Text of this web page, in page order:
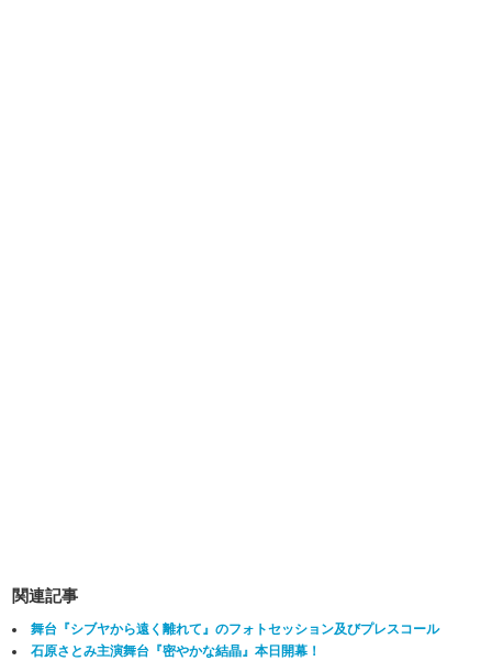
関連記事
舞台『シブヤから遠く離れて』のフォトセッション及びプレスコール
石原さとみ主演舞台『密やかな結晶』本日開幕！